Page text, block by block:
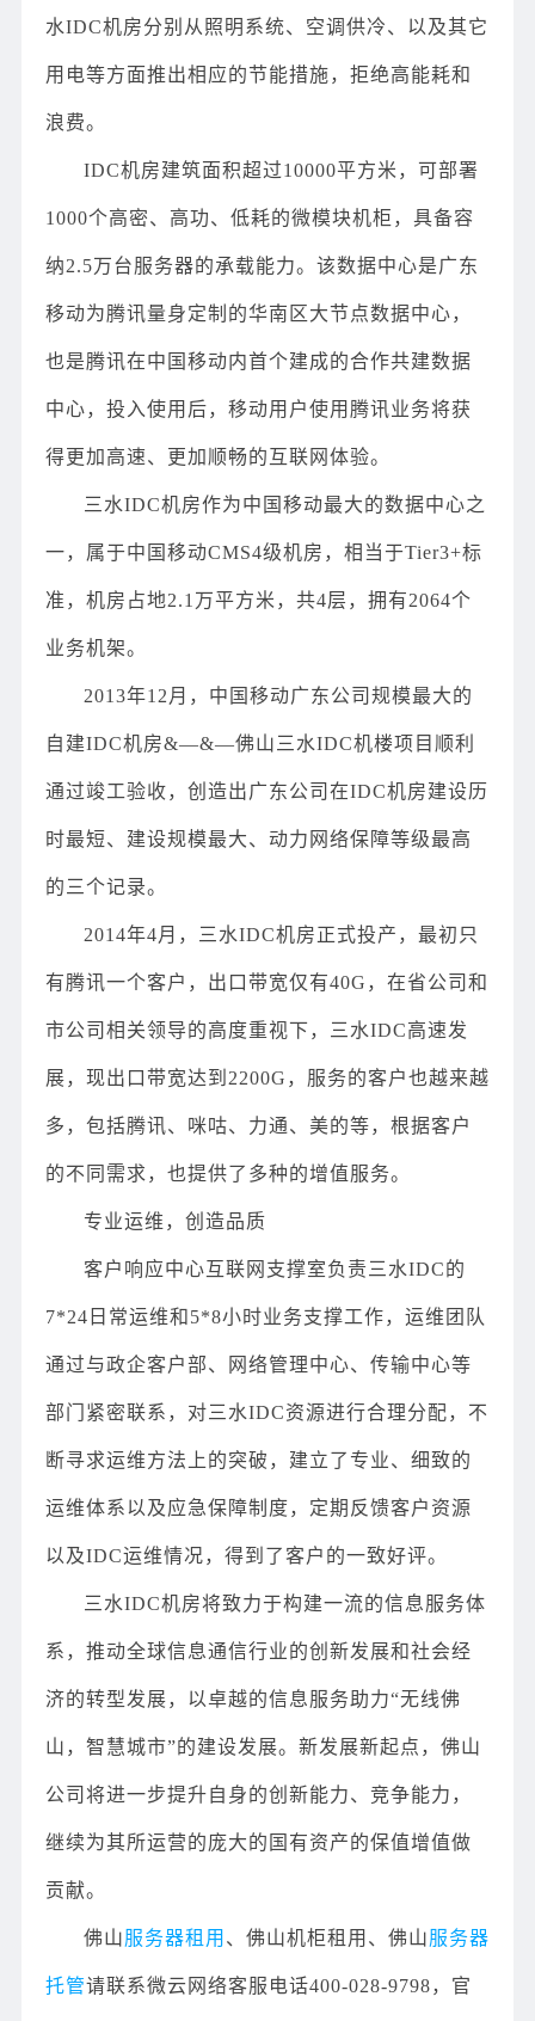
水IDC机房分别从照明系统、空调供冷、以及其它
用电等方面推出相应的节能措施，拒绝高能耗和
浪费。
IDC机房建筑面积超过10000平方米，可部署
1000个高密、高功、低耗的微模块机柜，具备容
纳2.5万台服务器的承载能力。该数据中心是广东
移动为腾讯量身定制的华南区大节点数据中心，
也是腾讯在中国移动内首个建成的合作共建数据
中心，投入使用后，移动用户使用腾讯业务将获
得更加高速、更加顺畅的互联网体验。
三水IDC机房作为中国移动最大的数据中心之
一，属于中国移动CMS4级机房，相当于Tier3+标
准，机房占地2.1万平方米，共4层，拥有2064个
业务机架。
2013年12月，中国移动广东公司规模最大的
自建IDC机房&—&—佛山三水IDC机楼项目顺利
通过竣工验收，创造出广东公司在IDC机房建设历
时最短、建设规模最大、动力网络保障等级最高
的三个记录。
2014年4月，三水IDC机房正式投产，最初只
有腾讯一个客户，出口带宽仅有40G，在省公司和
市公司相关领导的高度重视下，三水IDC高速发
展，现出口带宽达到2200G，服务的客户也越来越
多，包括腾讯、咪咕、力通、美的等，根据客户
的不同需求，也提供了多种的增值服务。
专业运维，创造品质
客户响应中心互联网支撑室负责三水IDC的
7*24日常运维和5*8小时业务支撑工作，运维团队
通过与政企客户部、网络管理中心、传输中心等
部门紧密联系，对三水IDC资源进行合理分配，不
断寻求运维方法上的突破，建立了专业、细致的
运维体系以及应急保障制度，定期反馈客户资源
以及IDC运维情况，得到了客户的一致好评。
三水IDC机房将致力于构建一流的信息服务体
系，推动全球信息通信行业的创新发展和社会经
济的转型发展，以卓越的信息服务助力“无线佛
山，智慧城市”的建设发展。新发展新起点，佛山
公司将进一步提升自身的创新能力、竞争能力，
继续为其所运营的庞大的国有资产的保值增值做
贡献。
佛山服务器租用 、佛山机柜租用、佛山服务器
托管请联系微云网络客服电话400-028-9798，官